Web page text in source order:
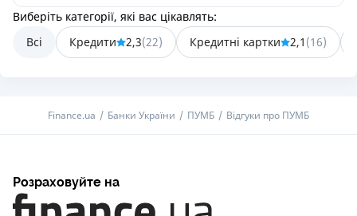
Виберіть категорії, які вас цікавлять:
Всі
Кредити 2,3(22) Кредитні картки 2,1 (16)
Finance.ua Банки України ПУМБ Відгуки про ПУМБ
Розраховуйте на